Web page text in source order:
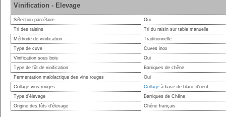
Vinification - Elevage
Sélection parcélaire
Oui
Tri des raisins
Tri du raisin sur table manuelle
Méthode de vinification
Traditionnelle
Type de cuve
Cuves inox
Vinification sous bois
Oui
Type de fût de vinification
Barriques de chêne
Fermentation malolactique des vins rouges
Oui
Collage vins rouges
Collage à base de blanc d'oeuf
Type d'élevage
Barriques de Chêne
Origine des fûts d'élevage
Chêne français